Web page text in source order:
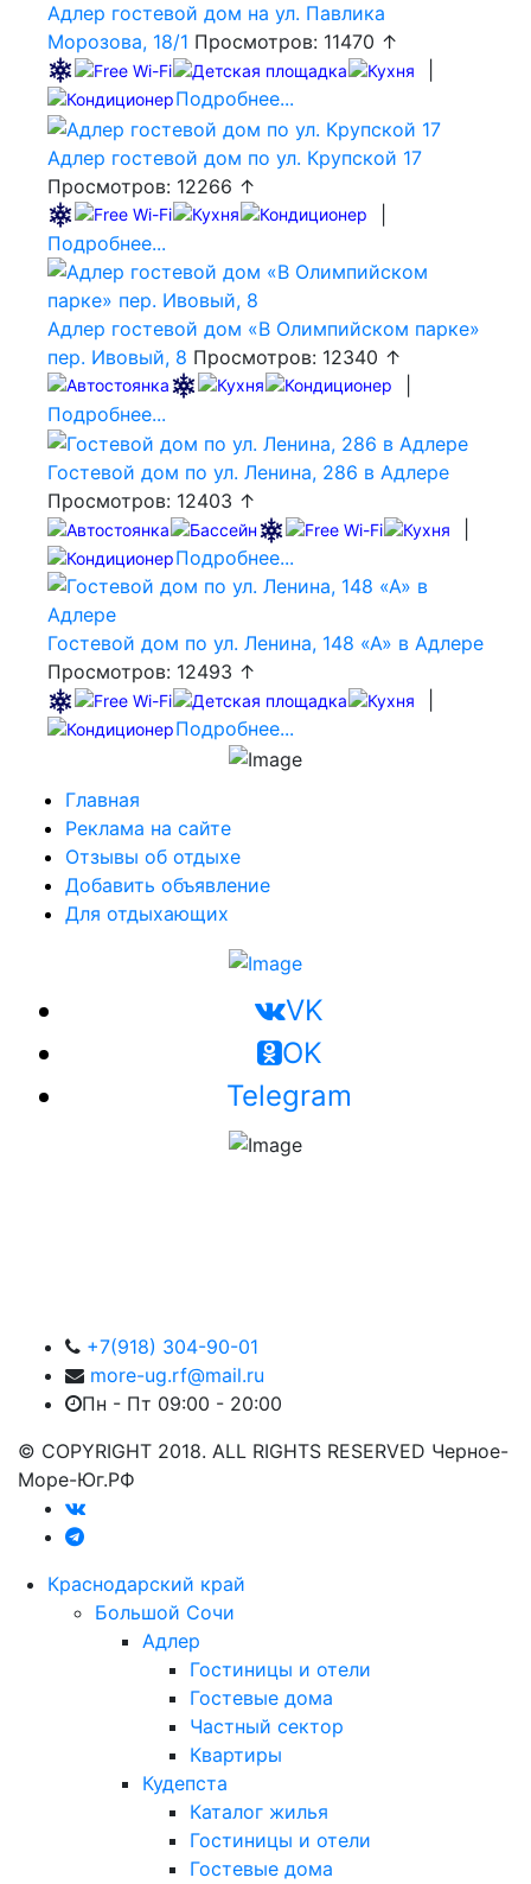
Адлер гостевой дом на ул. Павлика
Морозова, 18/1 Просмотров: 11470 ↑
Подробнее...
Адлер гостевой дом по ул. Крупской 17
Просмотров: 12266 ↑
Подробнее...
Адлер гостевой дом «В Олимпийском парке»
пер. Ивовый, 8 Просмотров: 12340 ↑
Подробнее...
Гостевой дом по ул. Ленина, 286 в Адлере
Просмотров: 12403 ↑
Подробнее...
Гостевой дом по ул. Ленина, 148 «А» в Адлере
Просмотров: 12493 ↑
Подробнее...
Главная
Реклама на сайте
Отзывы об отдыхе
Добавить объявление
Для отдыхающих
VK
OK
Telegram
+7(918) 304-90-01
more-ug.rf@mail.ru
Пн - Пт 09:00 - 20:00
© COPYRIGHT 2018. ALL RIGHTS RESERVED Черное-
Море-Юг.РФ
Краснодарский край
Большой Сочи
Адлер
Гостиницы и отели
Гостевые дома
Частный сектор
Квартиры
Кудепста
Каталог жилья
Гостиницы и отели
Гостевые дома